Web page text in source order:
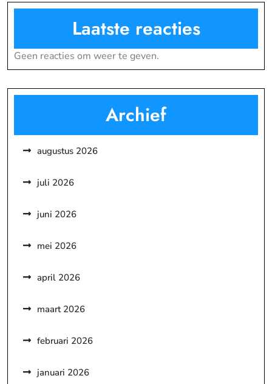
Laatste reacties
Geen reacties om weer te geven.
Archief
augustus 2026
juli 2026
juni 2026
mei 2026
april 2026
maart 2026
februari 2026
januari 2026